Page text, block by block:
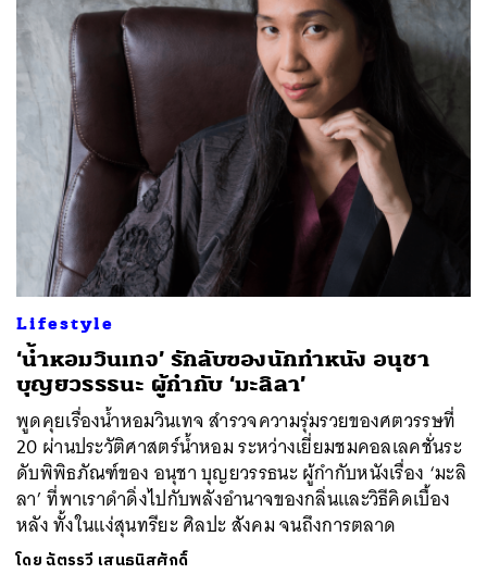
Lifestyle
‘น้ำหอมวินเทจ’ รักลับของนักทำหนัง อนุชา
บุญยวรรธนะ ผู้กำกับ ‘มะลิลา’
พูดคุยเรื่องน้ำหอมวินเทจ สำรวจความรุ่มรวยของศตวรรษที่
20 ผ่านประวัติศาสตร์น้ำหอม ระหว่างเยี่ยมชมคอลเลคชั่นระ
ดับพิพิธภัณฑ์ของ อนุชา บุญยวรรธนะ ผู้กำกับหนังเรื่อง ‘มะลิ
ลา’ ที่พาเราดำดิ่งไปกับพลังอำนาจของกลิ่นและวิธีคิดเบื้อง
หลัง ทั้งในแง่สุนทรียะ ศิลปะ สังคม จนถึงการตลาด
โดยฉัตรรวี เสนธนิสศักดิ์
ค้นหา
SHARE TWEET LINE EMAIL